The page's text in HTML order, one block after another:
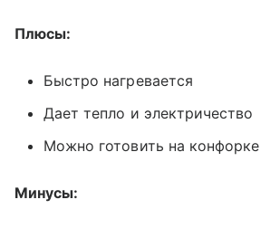
Плюсы:
Быстро нагревается
Дает тепло и электричество
Можно готовить на конфорке
Минусы: